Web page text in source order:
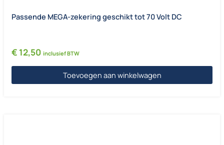
Passende MEGA-zekering geschikt tot 70 Volt DC
€ 12,50 inclusief BTW
Toevoegen aan winkelwagen